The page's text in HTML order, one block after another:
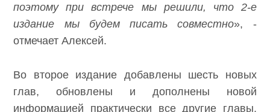
поэтому при встрече мы решили, что 2-е
издание мы будем писать совместно», -
отмечает Алексей.
Во второе издание добавлены шесть новых
глав, обновлены и дополнены новой
информацией практически все другие главы.